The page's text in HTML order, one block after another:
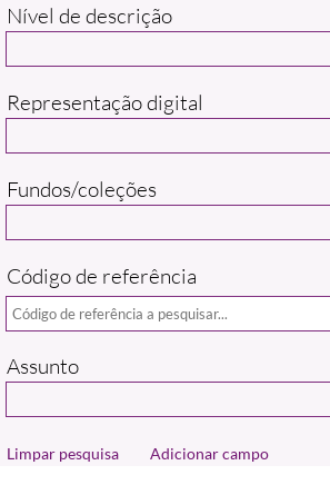
Nível de descrição
Representação digital
Fundos/coleções
Código de referência
Assunto
Adicionar campo